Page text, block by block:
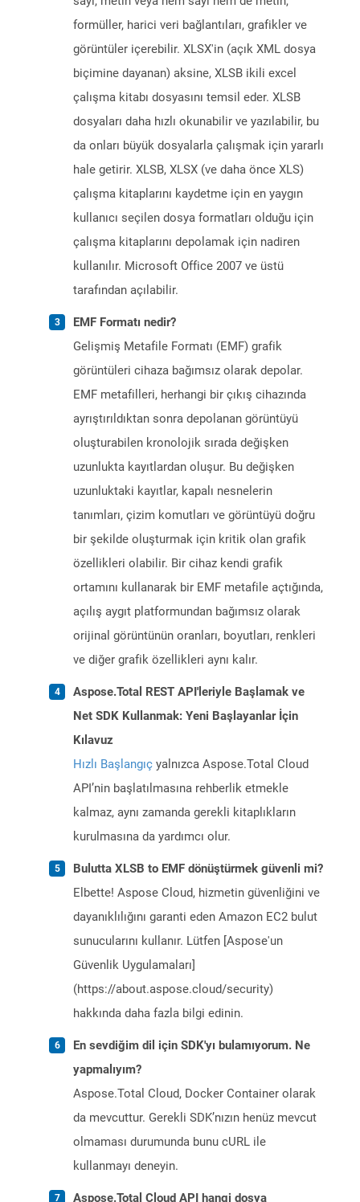
formüller, harici veri bağlantıları, grafikler ve
görüntüler içerebilir. XLSX'in (açık XML dosya
biçimine dayanan) aksine, XLSB ikili excel
çalışma kitabı dosyasını temsil eder. XLSB
dosyaları daha hızlı okunabilir ve yazılabilir, bu
da onları büyük dosyalarla çalışmak için yararlı
hale getirir. XLSB, XLSX (ve daha önce XLS)
çalışma kitaplarını kaydetme için en yaygın
kullanıcı seçilen dosya formatları olduğu için
çalışma kitaplarını depolamak için nadiren
kullanılır. Microsoft Office 2007 ve üstü
tarafından açılabilir.
EMF Formatı nedir?
Gelişmiş Metafile Formatı (EMF) grafik
görüntüleri cihaza bağımsız olarak depolar.
EMF metafilleri, herhangi bir çıkış cihazında
ayrıştırıldıktan sonra depolanan görüntüyü
oluşturabilen kronolojik sırada değişken
uzunlukta kayıtlardan oluşur. Bu değişken
uzunluktaki kayıtlar, kapalı nesnelerin
tanımları, çizim komutları ve görüntüyü doğru
bir şekilde oluşturmak için kritik olan grafik
özellikleri olabilir. Bir cihaz kendi grafik
ortamını kullanarak bir EMF metafile açtığında,
açılış aygıt platformundan bağımsız olarak
orijinal görüntünün oranları, boyutları, renkleri
ve diğer grafik özellikleri aynı kalır.
Aspose.Total REST API'leriyle Başlamak ve
Net SDK Kullanmak: Yeni Başlayanlar İçin
Kılavuz
Hızlı Başlangıç yalnızca Aspose.Total Cloud
API’nin başlatılmasına rehberlik etmekle
kalmaz, aynı zamanda gerekli kitaplıkların
kurulmasına da yardımcı olur.
Bulutta XLSB to EMF dönüştürmek güvenli mi?
Elbette! Aspose Cloud, hizmetin güvenliğini ve
dayanıklılığını garanti eden Amazon EC2 bulut
sunucularını kullanır. Lütfen [Aspose'un
Güvenlik Uygulamaları]
(https://about.aspose.cloud/security)
hakkında daha fazla bilgi edinin.
En sevdiğim dil için SDK'yı bulamıyorum. Ne
yapmalıyım?
Aspose.Total Cloud, Docker Container olarak
da mevcuttur. Gerekli SDK’nızın henüz mevcut
olmaması durumunda bunu cURL ile
kullanmayı deneyin.
Aspose.Total Cloud API hangi dosya